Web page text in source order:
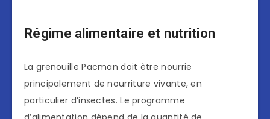
Régime alimentaire et nutrition
La grenouille Pacman doit être nourrie
principalement de nourriture vivante, en
particulier d’insectes. Le programme